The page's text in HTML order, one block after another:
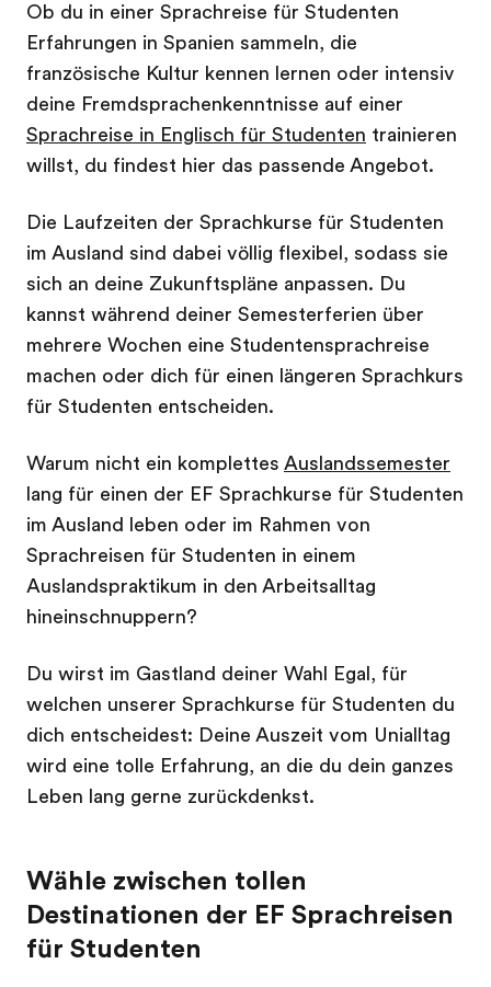
Ob du in einer Sprachreise für Studenten
Erfahrungen in Spanien sammeln, die
französische Kultur kennen lernen oder intensiv
deine Fremdsprachenkenntnisse auf einer
Sprachreise in Englisch für Studenten trainieren
willst, du findest hier das passende Angebot.
Die Laufzeiten der Sprachkurse für Studenten
im Ausland sind dabei völlig flexibel, sodass sie
sich an deine Zukunftspläne anpassen. Du
kannst während deiner Semesterferien über
mehrere Wochen eine Studentensprachreise
machen oder dich für einen längeren Sprachkurs
für Studenten entscheiden.
Warum nicht ein komplettes Auslandssemester
lang für einen der EF Sprachkurse für Studenten
im Ausland leben oder im Rahmen von
Sprachreisen für Studenten in einem
Auslandspraktikum in den Arbeitsalltag
hineinschnuppern?
Du wirst im Gastland deiner Wahl Egal, für
welchen unserer Sprachkurse für Studenten du
dich entscheidest: Deine Auszeit vom Unialltag
wird eine tolle Erfahrung, an die du dein ganzes
Leben lang gerne zurückdenkst.
Wähle zwischen tollen
Destinationen der EF Sprachreisen
für Studenten